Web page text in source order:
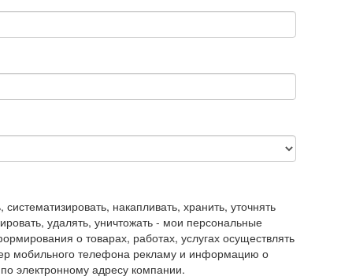
накапливать, хранить, уточнять
удалять, уничтожать - мои персональные
о товарах, работах, услугах осуществлять
мобильного телефона рекламу и информацию о
электронному адресу компании.